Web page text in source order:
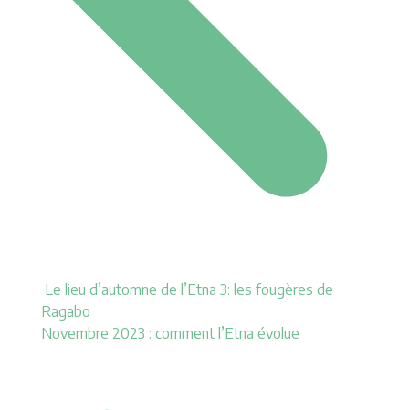
Le lieu d’automne de l’Etna 3: les fougères de
Ragabo
Novembre 2023 : comment l’Etna évolue